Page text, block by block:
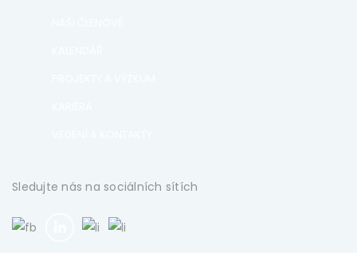
Sledujte nás na sociálních sítích